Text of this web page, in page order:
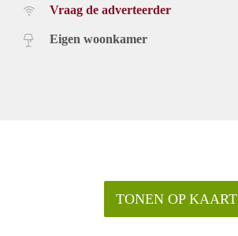
Vraag de adverteerder
Eigen woonkamer
TONEN OP KAART